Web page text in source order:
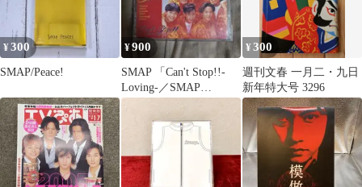
¥300
SMAP/Peace!
¥900
SMAP 「Can't Stop!!-
Loving-／SMAP
MEDLEY」
¥300
週刊文春 一月二・九日
新年特大号 3296